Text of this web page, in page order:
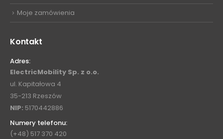
Moje zamówienia
Kontakt
Adres:
ElectricMobility Sp. z o.o.
ul. Kapitałowa 4
35-213 Rzeszów
NIP: 5170442886
Numery telefonu:
(+48) 517 370 420